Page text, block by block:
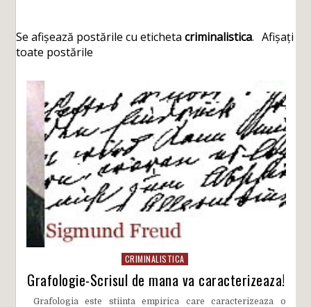
Se afișează postările cu etichetacriminalistica. Afișați
toate postările
CRIMINALISTICA
Grafologie-Scrisul de mana va caracterizeaza!
Grafologia este stiinta empirica care caracterizeaza o